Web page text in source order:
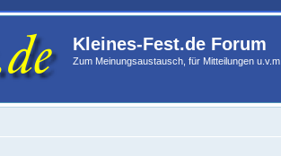
Kleines-Fest.de Forum
Zum Meinungsaustausch, für Mitteilungen u.v.m.